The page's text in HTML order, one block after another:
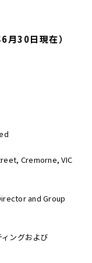
月30日現在）
Cremorne, VIC
and Group
ングおよび